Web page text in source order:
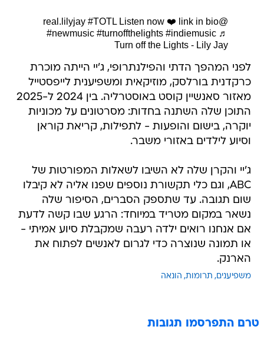
@real.lilyjay
#TOTLListen now ❤️ link in bio
#newmusic #turnoffthelights #indiemusic ♬
Turn off the Lights - Lily Jay
לפני המהפך הדתי והפילנתרופי, ג'יי הייתה מוכרת
כרקדנית בורלסק, מוזיקאית ומשפיענית לייפסטייל
מאזור סאנשיין קוסט באוסטרליה. בין 2024 ל-2025
התוכן שלה השתנה בחדות: מסרטונים על מכוניות
יוקרה, בישום והופעות - לתפילות, קריאת קוראן
וסיוע לילדים באזורי משבר.
ג'יי והקרן שלה לא השיבו לשאלות המפורטות של
ABC, וגם כלי תקשורת נוספים שפנו אליה לא קיבלו
שום תגובה. עד שתספק הסברים, הסיפור שלה
נשאר במקום מטריד במיוחד: הרגע שבו קשה לדעת
אם אנחנו רואים ילדה רעבה שמקבלת סיוע אמיתי -
או תמונה שנוצרה כדי לגרום לאנשים לפתוח את
הארנק.
משפיענים תרומות הונאה
טרם התפרסמו תגובות